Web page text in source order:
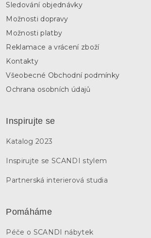
Sledování objednávky
Možnosti dopravy
Možnosti platby
Reklamace a vrácení zboží
Kontakty
Všeobecné Obchodní podmínky
Ochrana osobních údajů
Inspirujte se
Katalog 2023
Inspirujte se SCANDI stylem
Partnerská interierová studia
Pomáháme
Péče o SCANDI nábytek